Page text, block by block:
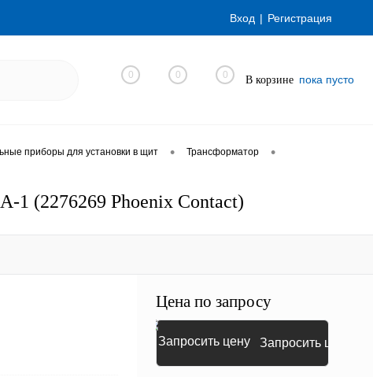
Вход Регистрация
0 0 0 В корзине пока пусто
приборы для установки в щит • Трансформатор •
1 (2276269 Phoenix Contact)
Цена по запросу
Запросить цену